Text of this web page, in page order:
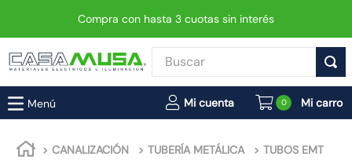
Compra con hasta 3 cuotas sin interés
Buscar
0
CANALIZACIÓN TUBERÍA METÁLICA
TUBOS EMT
TÉRMINOS MÁS BUSCADOS
1.
enchufe
2
interruptor